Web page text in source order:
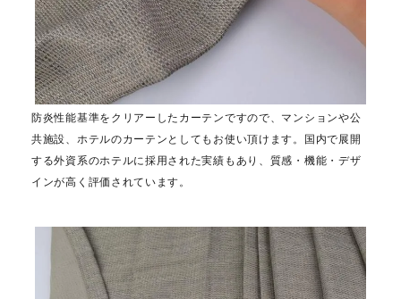
防炎性能基準をクリアーしたカーテンですので、マンションや公
共施設、ホテルのカーテンとしてもお使い頂けます。国内で展開
する外資系のホテルに採用された実績もあり、質感・機能・デザ
インが高く評価されています。